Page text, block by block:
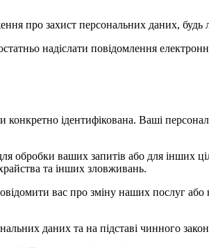
про захист персональних даних, будь
надіслати повідомлення
ідентифікована. Ваші
обробки ваших запитів або для інших
та інших зловживань.
вас про зміну наших послуг або
даних та на підставі чинного